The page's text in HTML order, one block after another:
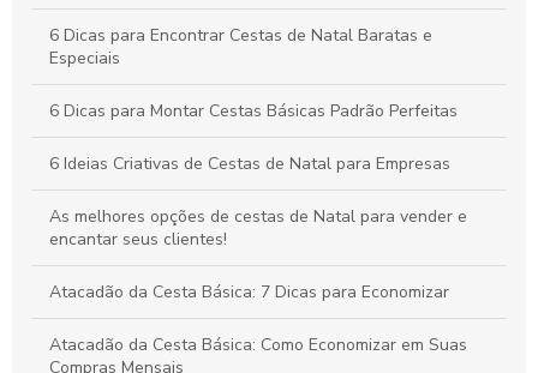
Cestas básicas SP como escolha ideal para a sua
alimentação
6 Dicas para Encontrar Cestas de Natal Baratas e
Especiais
6 Dicas para Montar Cestas Básicas Padrão Perfeitas
6 Ideias Criativas de Cestas de Natal para Empresas
As melhores opções de cestas de Natal para vender e
encantar seus clientes!
Atacadão da Cesta Básica: 7 Dicas para Economizar
Atacadão da Cesta Básica: Como Economizar em Suas
Compras Mensais